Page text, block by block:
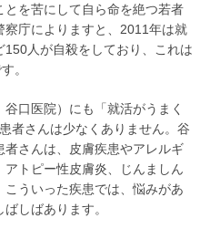
を苦にして自ら命を絶つ若者
庁によりますと、2011年は就
人が自殺をしており、これは
。
口医院）にも「就活がうまく
者さんは少なくありません。谷
さんは、皮膚疾患やアレルギ
トピー性皮膚炎、じんましん
ういった疾患では、悩みがあ
しばあります。